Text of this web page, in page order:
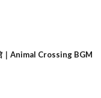
｜Animal Crossing BGM